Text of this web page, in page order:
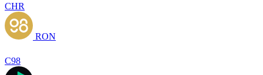
CHR
RON
C98